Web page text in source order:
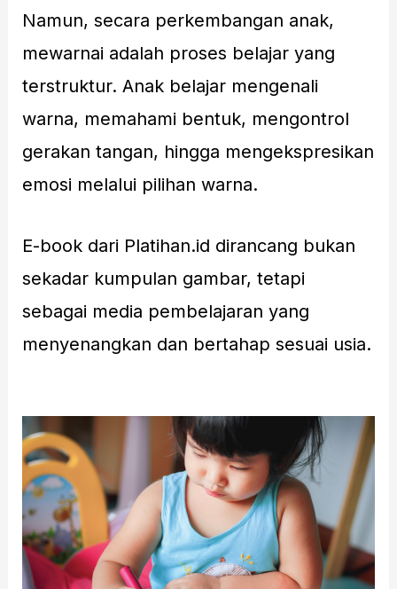
Namun, secara perkembangan anak,
mewarnai adalah proses belajar yang
terstruktur. Anak belajar mengenali
warna, memahami bentuk, mengontrol
gerakan tangan, hingga mengekspresikan
emosi melalui pilihan warna.
E-book dari Platihan.id dirancang bukan
sekadar kumpulan gambar, tetapi
sebagai media pembelajaran yang
menyenangkan dan bertahap sesuai usia.